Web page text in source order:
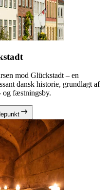
mod Glückstadt – en
dansk historie, grundlagt af
og fæstningsby.